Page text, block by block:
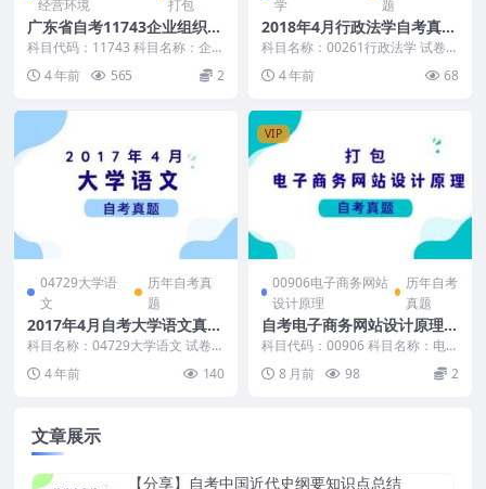
经营环境
打包
广东省自考11743企业组织与
经营环境历年真题及答案
科目代码：11743 科目名称：企业
组织与经营环境 自考真题及答案
包含： 广东省...
4 年前 565 2
学
题
2018年4月行政法学自考真题
及答案
科目名称：00261行政法学 试卷全
行政法学试...
4 年前 68
04729大学语
文
历年自考真
题
2017年4月自考大学语文真题
和答案
科目名称：04729大学语文 试卷全
大学语文试...
4 年前 140
VIP
00906电子商务网站
设计原理
历年自考
真题
自考电子商务网站设计原理历
年真题及答案
科目代码：00906 科目名称：电子
商务网站设计原理 真题及答案包
含： 2025...
8 月前 98 2
文章展示
【分享】自考中国近代史纲要知识点总结